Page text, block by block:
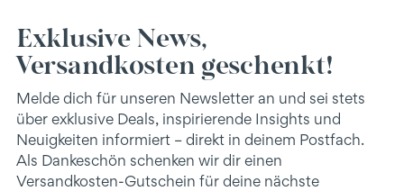
Exklusive News,
Versandkosten geschenkt!
Melde dich für unseren Newsletter an und sei stets
über exklusive Deals, inspirierende Insights und
Neuigkeiten informiert – direkt in deinem Postfach.
Als Dankeschön schenken wir dir einen
Versandkosten-Gutschein für deine nächste